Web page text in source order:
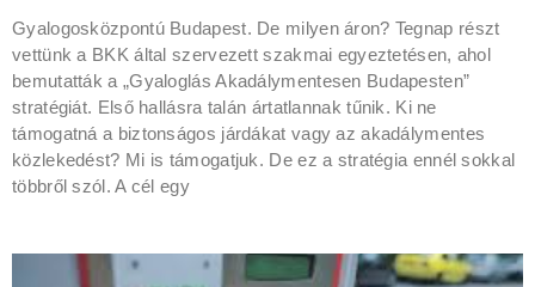
Gyalogosközpontú Budapest. De milyen áron? Tegnap részt
vettünk a BKK által szervezett szakmai egyeztetésen, ahol
bemutatták a „Gyaloglás Akadálymentesen Budapesten”
stratégiát. Első hallásra talán ártatlannak tűnik. Ki ne
támogatná a biztonságos járdákat vagy az akadálymentes
közlekedést? Mi is támogatjuk. De ez a stratégia ennél sokkal
többről szól. A cél egy